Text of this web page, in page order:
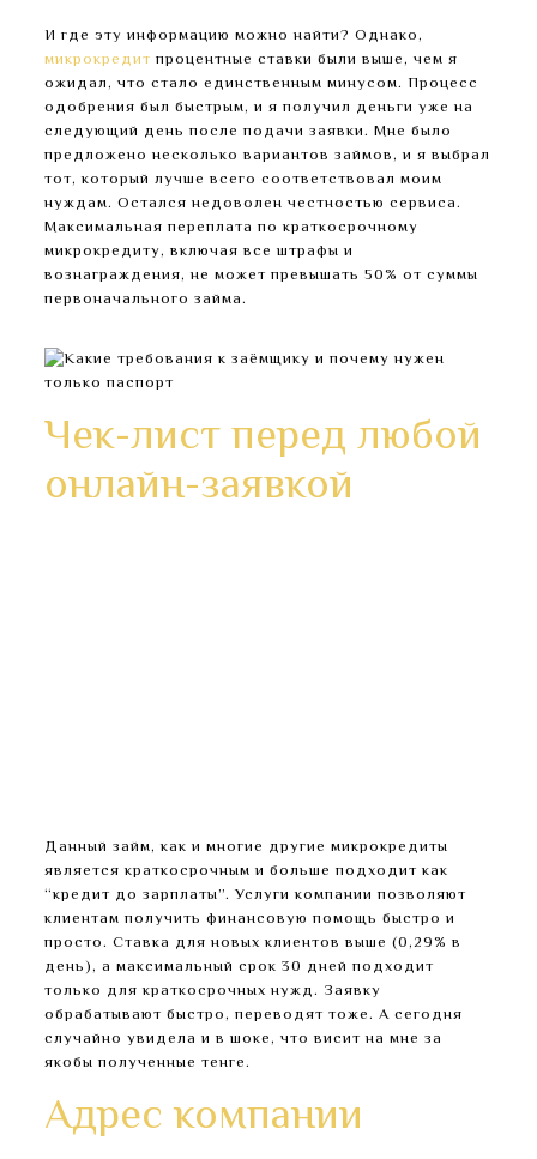
И где эту информацию можно найти? Однако,
микрокредит процентные ставки были выше, чем я
ожидал, что стало единственным минусом. Процесс
одобрения был быстрым, и я получил деньги уже на
следующий день после подачи заявки. Мне было
предложено несколько вариантов займов, и я выбрал
тот, который лучше всего соответствовал моим
нуждам. Остался недоволен честностью сервиса.
Максимальная переплата по краткосрочному
микрокредиту, включая все штрафы и
вознаграждения, не может превышать 50% от суммы
первоначального займа.
Чек-лист перед любой
онлайн-заявкой
Данный займ, как и многие другие микрокредиты
является краткосрочным и больше подходит как
“кредит до зарплаты”. Услуги компании позволяют
клиентам получить финансовую помощь быстро и
просто. Ставка для новых клиентов выше (0,29% в
день), а максимальный срок 30 дней подходит
только для краткосрочных нужд. Заявку
обрабатывают быстро, переводят тоже. А сегодня
случайно увидела и в шоке, что висит на мне за
якобы полученные тенге.
Адрес компании